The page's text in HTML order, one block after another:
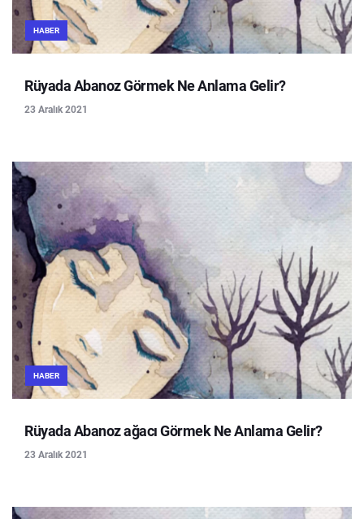
HABER
Rüyada Abanoz Görmek Ne Anlama Gelir?
23 Aralık 2021
HABER
Rüyada Abanoz ağacı Görmek Ne Anlama Gelir?
23 Aralık 2021